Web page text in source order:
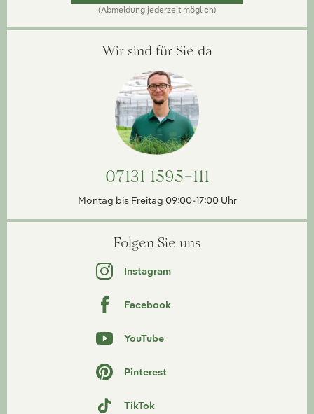
(Abmeldung jederzeit möglich)
Wir sind für Sie da
07131 1595-111
Montag bis Freitag 09:00-17:00 Uhr
Folgen Sie uns
Instagram
Facebook
YouTube
Pinterest
TikTok